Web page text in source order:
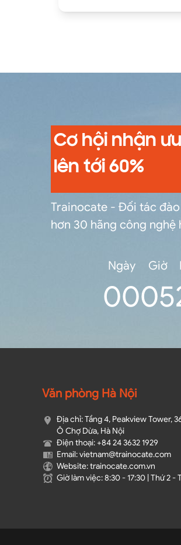
Cơ hội nhận
lên tới 60%
Trainocate - Đối tác
hơn 30 hãng công nghệ
Ngày
00
Giờ
05
Văn phòng Hà Nội
Địa chỉ: Tầng 4, Peakview Tower,
Ô Chợ Dừa, Hà Nội
Điện thoại: +84 24 3632 1929
Email: vietnam@trainocate.com​
Website: trainocate.com.vn
Giờ làm việc: 8:30 - 17:30 | Thứ 2 -